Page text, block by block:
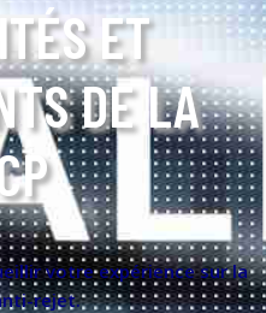
ET
DE LA
votre expérience sur la
rejet.